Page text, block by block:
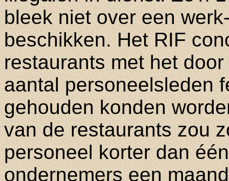
bleek niet over een
beschikken. Het RIF
restaurants met het
aantal personeelsleden
gehouden konden
van de restaurants zou
personeel korter dan
ondernemers een